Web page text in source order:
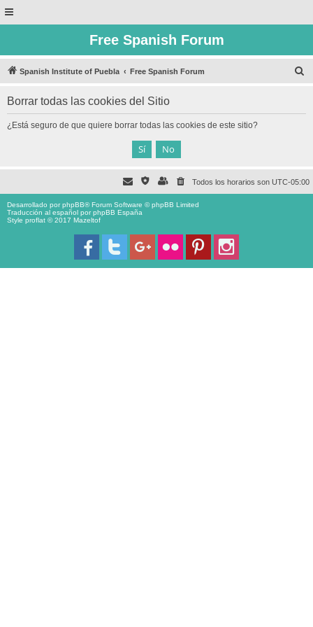
Free Spanish Forum
Spanish Institute of Puebla Free Spanish Forum
Borrar todas las cookies del Sitio
¿Está seguro de que quiere borrar todas las cookies de este sitio?
Todos los horarios son UTC-05:00
Desarrollado porphpBB® Forum Software © phpBB Limited
Traducción al español porphpBB España
Style proflat © 2017 Mazeltof